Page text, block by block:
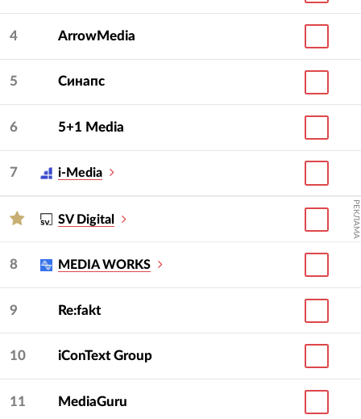
4 ArrowMedia
5 Синапс
6 5+1 Media
7 i-Media
SV Digital РЕКЛАМА
8 MEDIA WORKS
9 Re:fakt
10 iConText Group
11 MediaGuru